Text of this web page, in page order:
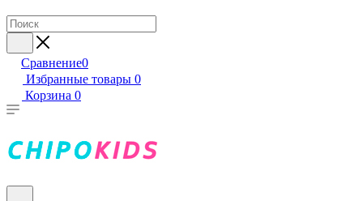
Сравнение0
Избранные товары 0
Корзина 0